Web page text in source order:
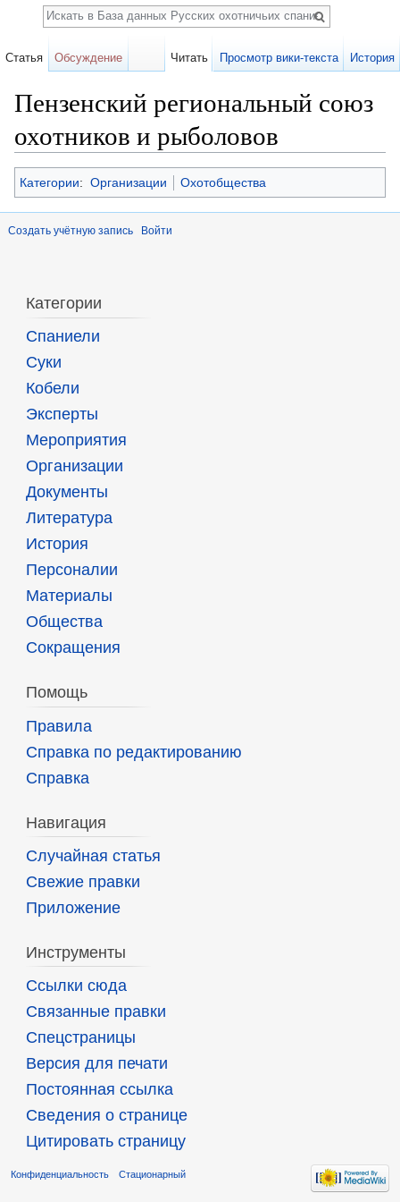
Пензенский региональный союз
охотников и рыболовов
Категории: Организации Охотобщества
Создать учётную запись Войти
Статья Обсуждение Читать Просмотр вики-текста История
Поиск
Категории
Спаниели
Суки
Кобели
Эксперты
Мероприятия
Организации
Документы
Литература
История
Персоналии
Материалы
Общества
Сокращения
Помощь
Правила
Справка по редактированию
Справка
Навигация
Случайная статья
Свежие правки
Приложение
Инструменты
Ссылки сюда
Связанные правки
Спецстраницы
Версия для печати
Постоянная ссылка
Сведения о странице
Цитировать страницу
Конфиденциальность Стационарный